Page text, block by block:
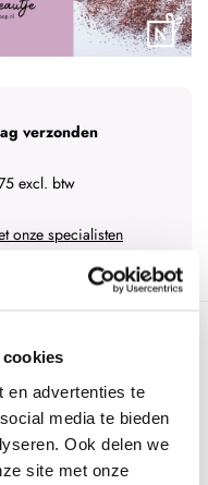
en advertenties te
media te bieden
Ook delen we
site met onze
verzonden
excl. btw
onze specialisten
Anole. Ideaal om thuis
Cat Eye Gelpolish.